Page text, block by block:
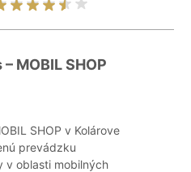
MOBIL SHOP
SHOP v Kolárove
prevádzku
v oblasti mobilných